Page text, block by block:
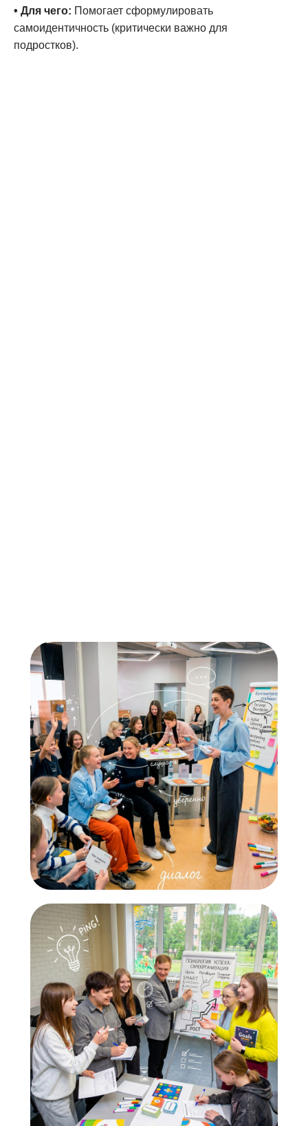
• Для чего: Помогает сформулировать
самоидентичность (критически важно для
подростков).